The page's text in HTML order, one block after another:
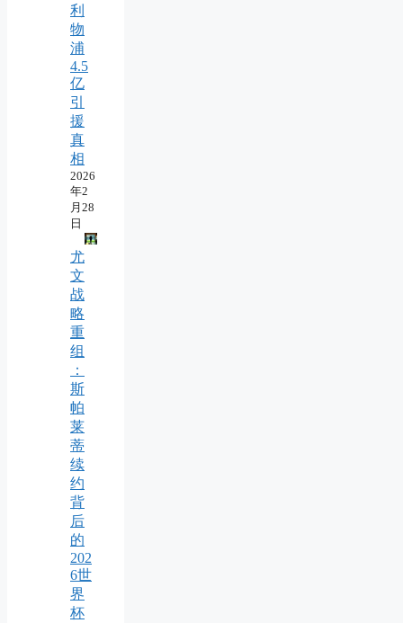
利
物
浦
4.5
亿
引
援
真
相
2026
年2
月28
日
尤
文
战
略
重
组
：
斯
帕
莱
蒂
续
约
背
后
的
202
6世
界
杯